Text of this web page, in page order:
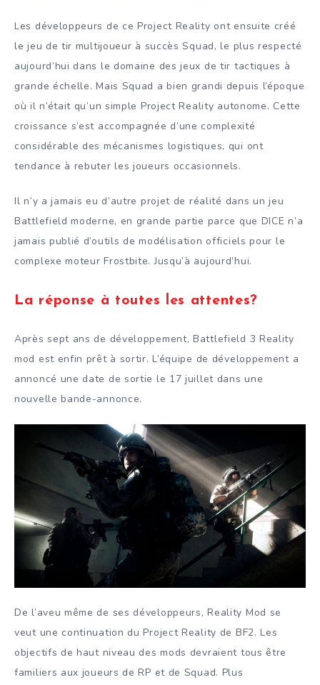
Les développeurs de ce Project Reality ont ensuite créé
le jeu de tir multijoueur à succès Squad, le plus respecté
aujourd’hui dans le domaine des jeux de tir tactiques à
grande échelle. Mais Squad a bien grandi depuis l’époque
où il n’était qu’un simple Project Reality autonome. Cette
croissance s’est accompagnée d’une complexité
considérable des mécanismes logistiques, qui ont
tendance à rebuter les joueurs occasionnels.
Il n’y a jamais eu d’autre projet de réalité dans un jeu
Battlefield moderne, en grande partie parce que DICE n’a
jamais publié d’outils de modélisation officiels pour le
complexe moteur Frostbite. Jusqu’à aujourd’hui.
La réponse à toutes les attentes?
Après sept ans de développement, Battlefield 3 Reality
mod est enfin prêt à sortir. L’équipe de développement a
annoncé une date de sortie le 17 juillet dans une
nouvelle bande-annonce.
De l’aveu même de ses développeurs, Reality Mod se
veut une continuation du Project Reality de BF2. Les
objectifs de haut niveau des mods devraient tous être
familiers aux joueurs de RP et de Squad. Plus